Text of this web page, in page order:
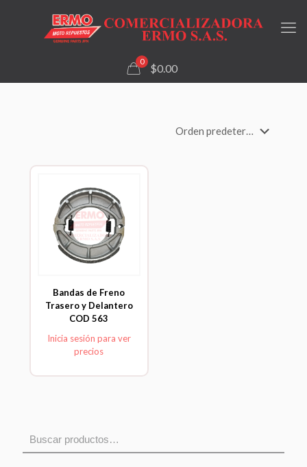
0
$0.00
Bandas de Freno
Trasero y Delantero
COD 563
Inicia sesión para ver
precios